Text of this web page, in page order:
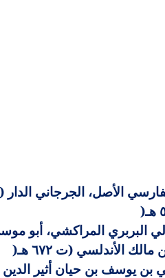
الأصل، الجرجاني الدار (ت
)
المراكشي، أبو موسى
الأندلسي (ت ٦٧٢ هـ
)
بن حيان أثير الدين